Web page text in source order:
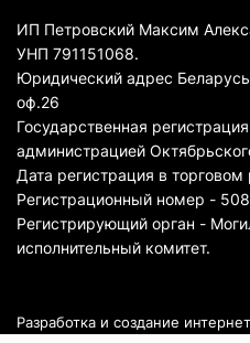
ИП Петровский Максим
УНП 791151068.
Юридический адрес
оф.26
Государственная
администрацией
Дата регистрация в
Регистрационный номер -
Регистрирующий орган -
исполнительный комитет.
Разработка и создание